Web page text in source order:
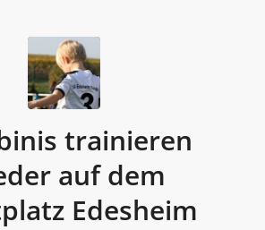
trainieren
auf dem
Edesheim